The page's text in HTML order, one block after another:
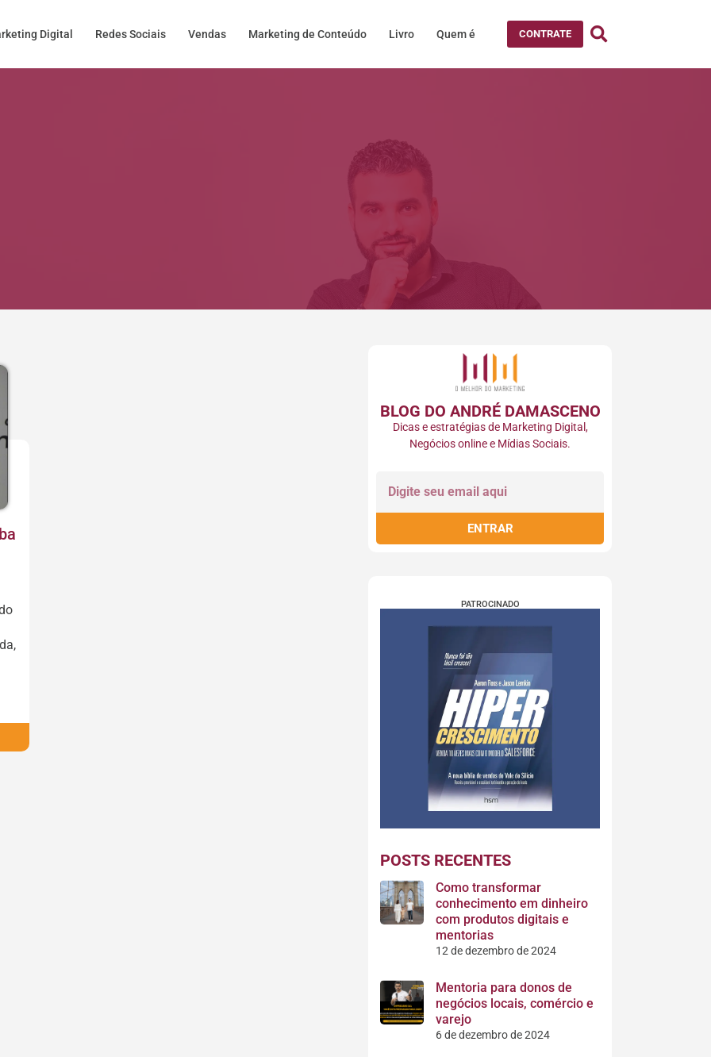
Digital Redes Sociais Vendas Marketing de Conteúdo Livro Quem é CONTRATE
BLOG DO ANDRÉ DAMASCENO
Dicas e estratégias de Marketing Digital,
Negócios online e Mídias Sociais.
ENTRAR
PATROCINADO
POSTS RECENTES
Como transformar
conhecimento em dinheiro
com produtos digitais e
mentorias
12 de dezembro de 2024
Mentoria para donos de
negócios locais, comércio e
varejo
6 de dezembro de 2024